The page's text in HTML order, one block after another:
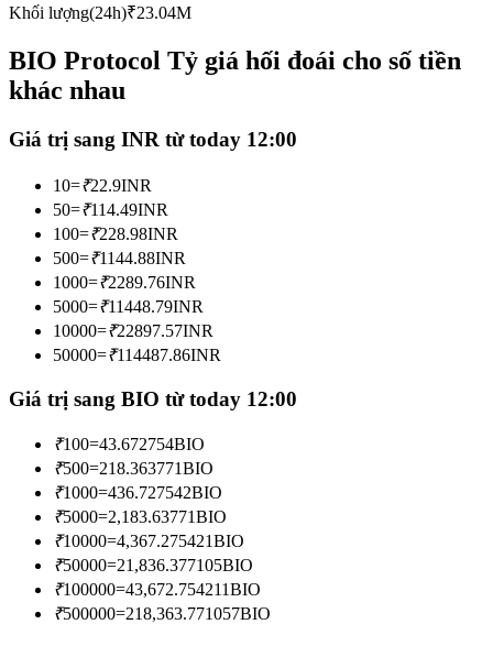
Trở thành Nhà giao dịch Sao chép
Tận hưởng chia sẻ lợi nhuận và hoa hồng giao dịch sao chép
Thông tin
Phân tích dữ liệu lớn bao gồm thông tin giao dịch, v.v.
Khối lượng(24h)₹23.04M
BIO Protocol Tỷ giá hối đoái cho số tiền
khác nhau
Giá trị sang INR từ today 12:00
10=₹22.9INR
50=₹114.49INR
100=₹228.98INR
500=₹1144.88INR
1000=₹2289.76INR
5000=₹11448.79INR
10000=₹22897.57INR
50000=₹114487.86INR
Giá trị sang BIO từ today 12:00
₹100=43.672754BIO
₹500=218.363771BIO
₹1000=436.727542BIO
₹5000=2,183.63771BIO
₹10000=4,367.275421BIO
₹50000=21,836.377105BIO
₹100000=43,672.754211BIO
₹500000=218,363.771057BIO